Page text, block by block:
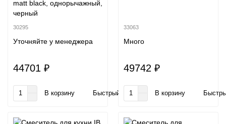
matt black, однорычажный,
черный
30295
Уточняйте у менеджера
44701 ₽
В корзину Быстрый заказ
33063
Много
49742 ₽
В корзину